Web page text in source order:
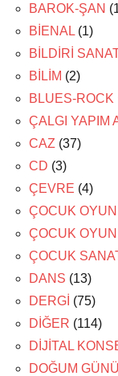
BAROK-ŞAN
BİENAL (1)
BİLDİRİ
BİLİM (2)
BLUES-ROCK
ÇALGI YAPIM
CAZ (37)
CD (3)
ÇEVRE (4)
ÇOCUK
ÇOCUK
ÇOCUK
DANS (13)
DERGİ (75)
DİĞER (114)
DİJİTAL
DOĞUM